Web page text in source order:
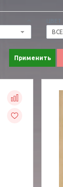
ВСЕ
Применить